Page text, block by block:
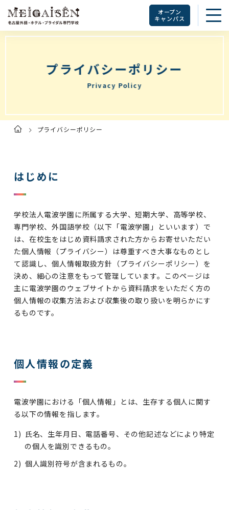
オープン
キャンパス
プライバシーポリシー
Privacy Policy
ト
プライバシーポリシー
はじめに
学校法人電波学園に所属する大学、短期大学、高等学校、
専門学校、外国語学校（以下「電波学園」といいます）で
は、在校生をはじめ資料請求された方からお寄せいただい
た個人情報（プライバシー）は尊重すべき大事なものとし
て認識し、個人情報取扱方針（プライバシーポリシー）を
決め、細心の注意をもって管理しています。このページは
主に電波学園のウェブサイトから資料請求をいただく方の
個人情報の収集方法および収集後の取り扱いを明らかにす
るものです。
個人情報の定義
電波学園における「個人情報」とは、生存する個人に関す
る以下の情報を指します。
氏名、生年月日、電話番号、その他記述などにより特定
の個人を識別できるもの。
個人識別符号が含まれるもの。